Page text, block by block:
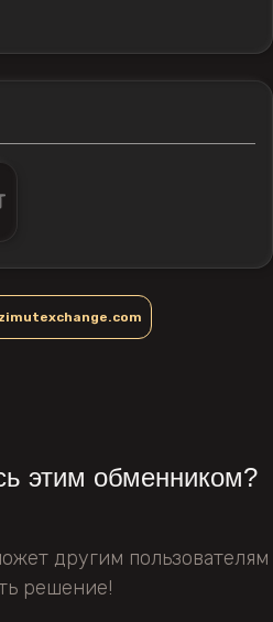
этим обменником?
другим пользователям
решение!